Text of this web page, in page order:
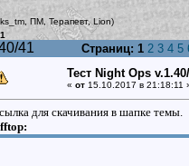
, ПМ, Терапевт, Lion)
41 Страниц: 1 2 3 4 5
Тест Night Ops
« от15.10.2017 в 21:18:11
для скачивания в шапке темы.